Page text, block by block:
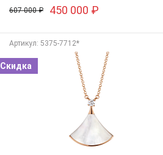
607 000₽ 450 000 ₽
Aртикул: 5375-7712*
Скидка